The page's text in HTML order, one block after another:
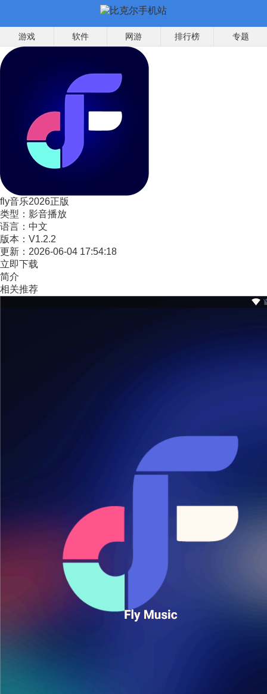
游戏 软件 网游 排行榜 专题
fly音乐2026正版
类型： 影音播放
语言： 中文
版本： V1.2.2
更新： 2026-06-04 17:54:18
立即下载
简介
相关推荐